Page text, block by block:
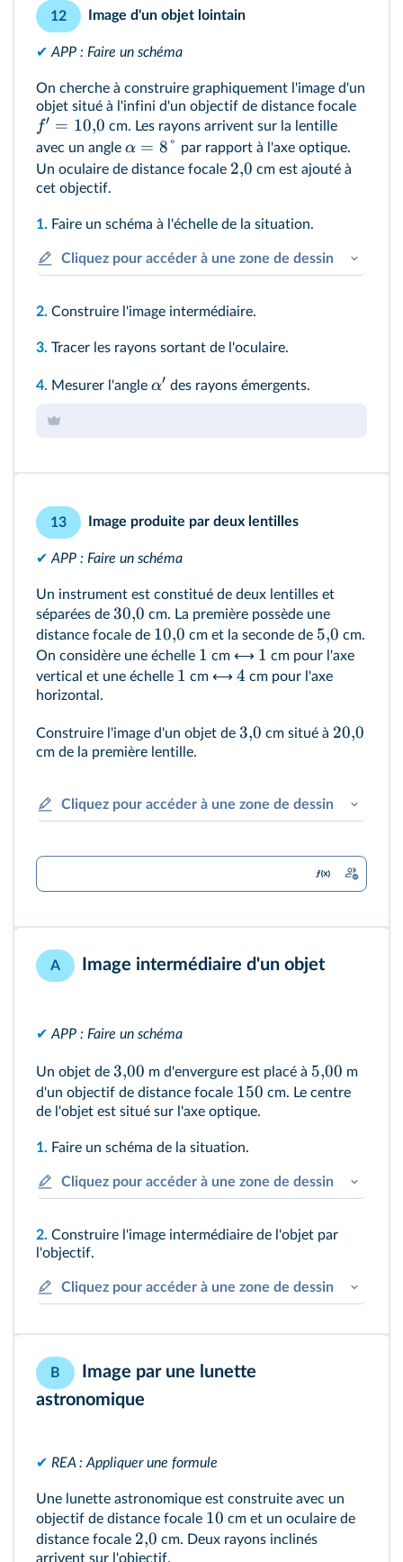
12 Image d'un objet lointain
✔ APP : Faire un schéma
On cherche à construire graphiquement l'image d'un
objet situé à l'infini d'un objectif de distance focale
f′ = 10,0 cm. Les rayons arrivent sur la lentille
avec un angle α = 8° par rapport à l'axe optique.
Un oculaire de distance focale 2,0 cm est ajouté à
cet objectif.
1. Faire un schéma à l'échelle de la situation.
Cliquez pour accéder à une zone de dessin
2. Construire l'image intermédiaire.
3. Tracer les rayons sortant de l'oculaire.
4. Mesurer l'angle α′ des rayons émergents.
13 Image produite par deux lentilles
✔ APP : Faire un schéma
Un instrument est constitué de deux lentilles et
séparées de 30,0 cm. La première possède une
distance focale de 10,0 cm et la seconde de 5,0 cm.
On considère une échelle 1 cm ⟷ 1 cm pour l'axe
vertical et une échelle 1 cm ⟷ 4 cm pour l'axe
horizontal.
Construire l'image d'un objet de 3,0 cm situé à 20,0
cm de la première lentille.
Cliquez pour accéder à une zone de dessin
A Image intermédiaire d'un objet
✔ APP : Faire un schéma
Un objet de 3,00 m d'envergure est placé à 5,00 m
d'un objectif de distance focale 150 cm. Le centre
de l'objet est situé sur l'axe optique.
1. Faire un schéma de la situation.
Cliquez pour accéder à une zone de dessin
2. Construire l'image intermédiaire de l'objet par
l'objectif.
Cliquez pour accéder à une zone de dessin
B
Image par une lunette
astronomique
✔ REA : Appliquer une formule
Une lunette astronomique est construite avec un
objectif de distance focale 10 cm et un oculaire de
distance focale 2,0 cm. Deux rayons inclinés
arrivent sur l'objectif.